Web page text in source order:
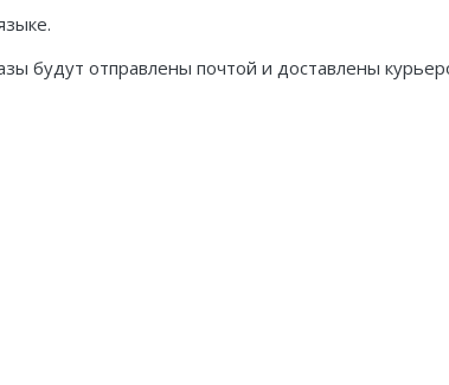
будут отправлены почтой и доставлены